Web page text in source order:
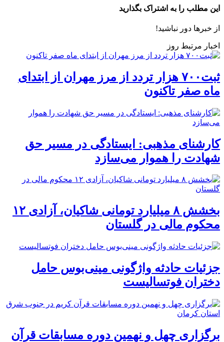
این مطلب را به اشتراک بگذارید
از خبرها دور نباشید!
اخبار مرتبط روز
ثبت۷۰۰ هزار تردد از مرز مهران از ابتدای
ماه صفر تاکنون
کارشنای مذهبی: ایستادگی در مسیر حق
شهادت را هموار می‌سازد
بخشش ۸ میلیارد تومانی شاکیان، آزادی ۱۲
محکوم مالی در گلستان
جزئیات حادثه واژگونی مینی‌بوس حامل
دختران فوتسالیست
برگزاری چهل و نهمین دوره مسابقات قرآن